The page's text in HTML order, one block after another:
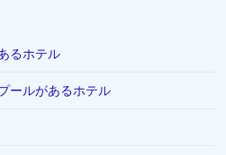
るホテル
ールがあるホテル